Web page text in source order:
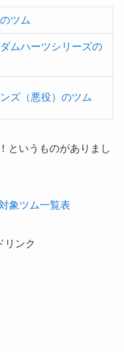
ツム
ムハーツシリーズの
ズ（悪役）のツム
というものがありまし
象ツム一覧表
リンク